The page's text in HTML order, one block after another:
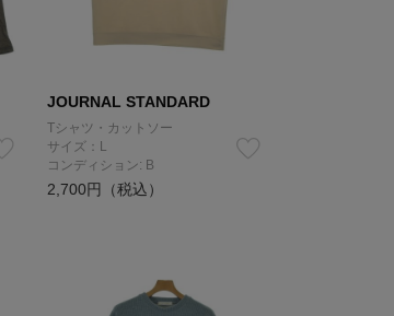
JOURNAL STANDARD
Tシャツ・カットソー
サイズ：L
コンディション: B
2,700円（税込）